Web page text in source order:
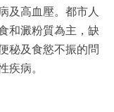
及高血壓。都市人
和澱粉質為主，缺
秘及食慾不振的問
疾病。